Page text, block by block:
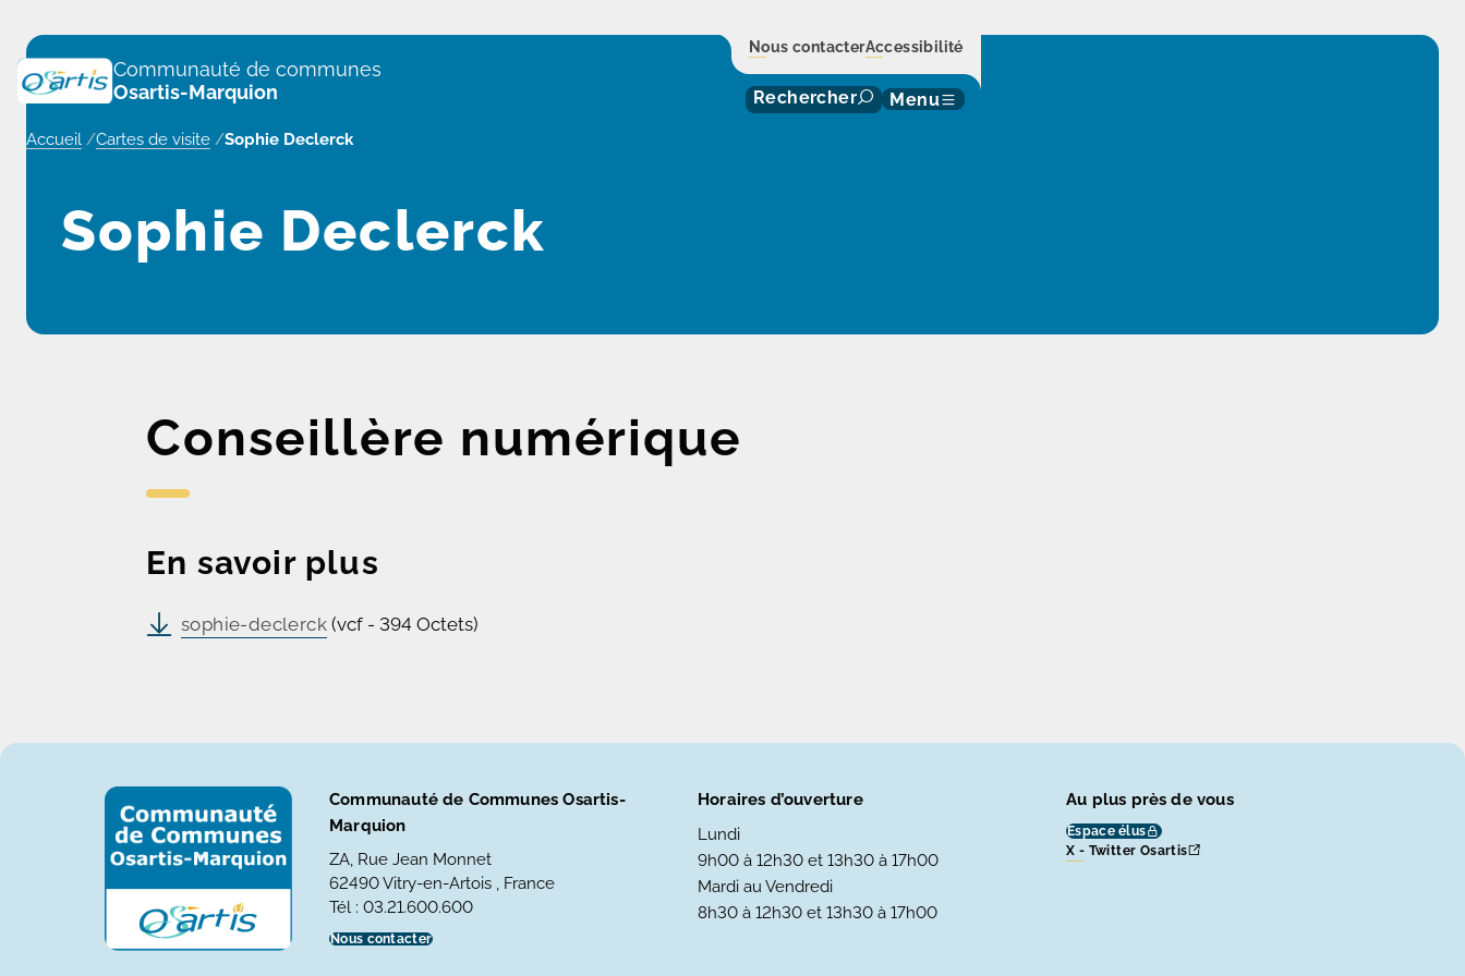
Communauté de communes
Osartis-Marquion
Nous contacterAccessibilité
Rechercher Menu
Accueil /Cartes de visite /Sophie Declerck
Sophie Declerck
Conseillère numérique
En savoir plus
sophie-declerck (vcf - 394 Octets)
Communauté de Communes Osartis-
Marquion
ZA, Rue Jean Monnet
62490 Vitry-en-Artois , France
Tél : 03.21.600.600
Nous contacter
Horaires d’ouverture
Lundi
9h00 à 12h30 et 13h30 à 17h00
Mardi au Vendredi
8h30 à 12h30 et 13h30 à 17h00
Au plus près de vous
Espace élus
X - Twitter Osartis